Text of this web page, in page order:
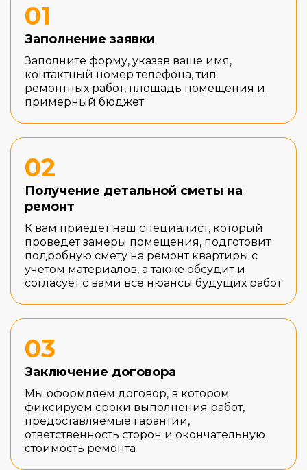
01
Заполнение заявки
Заполните форму, указав ваше имя,
контактный номер телефона, тип
ремонтных работ, площадь помещения и
примерный бюджет
02
Получение детальной сметы на
ремонт
К вам приедет наш специалист, который
проведет замеры помещения, подготовит
подробную смету на ремонт квартиры с
учетом материалов, а также обсудит и
согласует с вами все нюансы будущих работ
03
Заключение договора
Мы оформляем договор, в котором
фиксируем сроки выполнения работ,
предоставляемые гарантии,
ответственность сторон и окончательную
стоимость ремонта